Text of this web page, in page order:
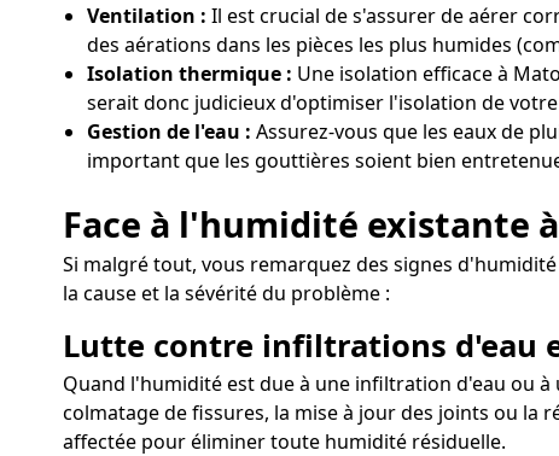
Ventilation : Il est crucial de s'assurer de aérer
des aérations dans les pièces les plus humides
Isolation thermique : Une isolation efficace à
serait donc judicieux d'optimiser l'isolation de
Gestion de l'eau : Assurez-vous que les eaux de
important que les gouttières soient bien
Face à l'humidité existante
Si malgré tout, vous remarquez des signes
la cause et la sévérité du problème :
Lutte contre infiltrations d'eau
Quand l'humidité est due à une infiltration d'eau ou
colmatage de fissures, la mise à jour des joints ou la
affectée pour éliminer toute humidité résiduelle.